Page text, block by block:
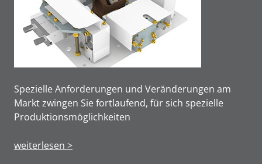
Spezielle Anforderungen und Veränderungen am
Markt zwingen Sie fortlaufend, für sich spezielle
Produktions­möglichkeiten
weiterlesen >